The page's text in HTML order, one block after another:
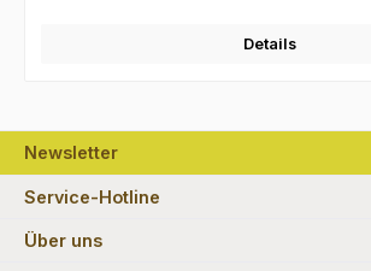
Details
Newsletter
Service-Hotline
Über uns